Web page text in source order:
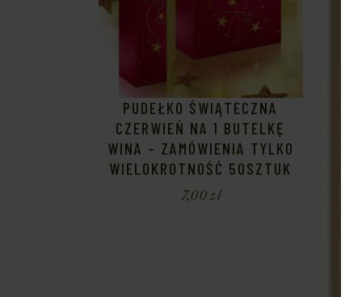
PUDEŁKO ŚWIĄTECZNA
CZERWIEŃ NA 1 BUTELKĘ
WINA – ZAMÓWIENIA TYLKO
WIELOKROTNOŚĆ 50SZTUK
7,00zł